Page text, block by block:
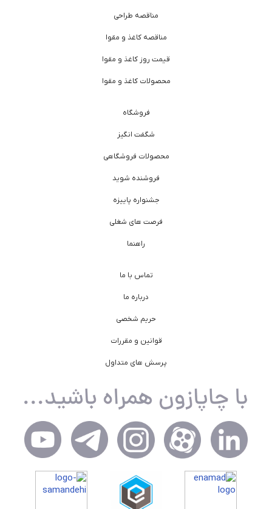
مناقصه طراحی
مناقصه کاغذ و مقوا
قیمت روز کاغذ و مقوا
محصولات کاغذ و مقوا
فروشگاه
شگفت انگیز
محصولات فروشگاهی
فروشنده شوید
جشنواره پاییزه
فرصت های شغلی
راهنما
تماس با ما
درباره ما
حریم شخصی
قوانین و مقررات
پرسش های متداول